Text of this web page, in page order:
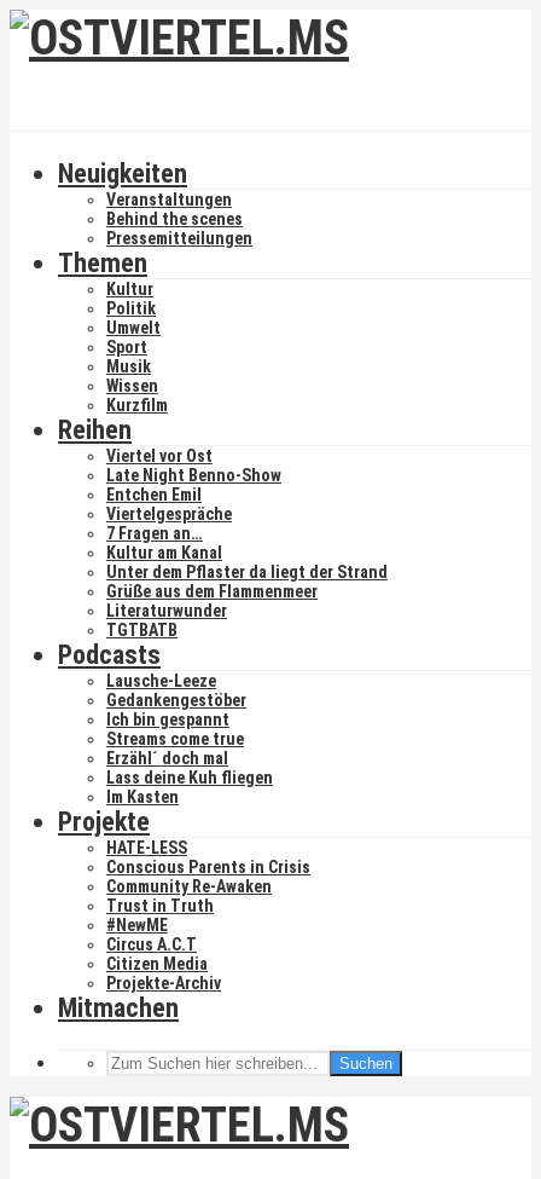
Neuigkeiten
Veranstaltungen
Behind the scenes
Pressemitteilungen
Themen
Kultur
Politik
Umwelt
Sport
Musik
Wissen
Kurzfilm
Reihen
Viertel vor Ost
Late Night Benno-Show
Entchen Emil
Viertelgespräche
7 Fragen an…
Kultur am Kanal
Unter dem Pflaster da liegt der Strand
Grüße aus dem Flammenmeer
Literaturwunder
TGTBATB
Podcasts
Lausche-Leeze
Gedankengestöber
Ich bin gespannt
Streams come true
Erzähl´ doch mal
Lass deine Kuh fliegen
Im Kasten
Projekte
HATE-LESS
Conscious Parents in Crisis
Community Re-Awaken
Trust in Truth
#NewME
Circus A.C.T
Citizen Media
Projekte-Archiv
Mitmachen
Suchen